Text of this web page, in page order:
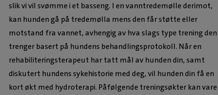
slik vi vil svømme i et basseng. I en vanntredemølle derimot,
kan hunden gå på tredemølla mens den får støtte eller
motstand fra vannet, avhengig av hva slags type trening den
trenger basert på hundens behandlingsprotokoll. Når en
rehabiliteringsterapeut har tatt mål av hunden din, samt
diskutert hundens sykehistorie med deg, vil hunden din få en
kort økt med hydroterapi. Påfølgende treningsøkter kan vare